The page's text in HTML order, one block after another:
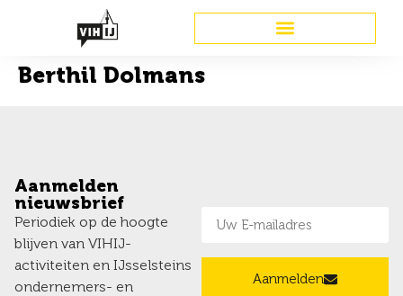
Berthil Dolmans
Aanmelden
nieuwsbrief
Periodiek op de hoogte
blijven van VIHIJ-
activiteiten en IJsselsteins
ondernemers- en
Aanmelden